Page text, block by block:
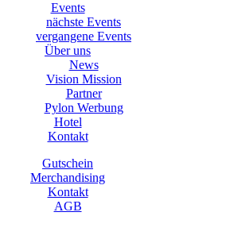
Events
nächste Events
vergangene Events
Über uns
News
Vision Mission
Partner
Pylon Werbung
Hotel
Kontakt
Gutschein
Merchandising
Kontakt
AGB